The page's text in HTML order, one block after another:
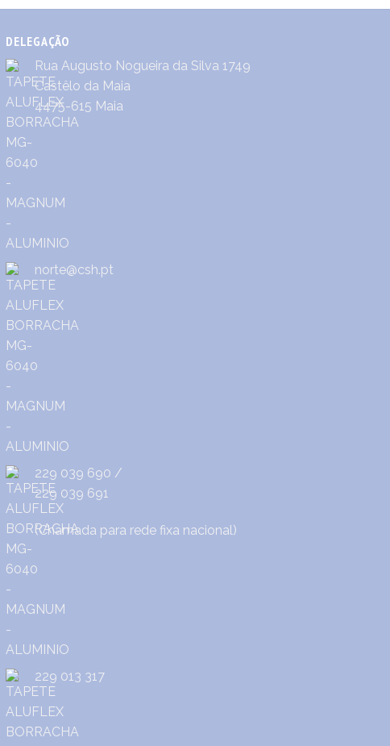
DELEGAÇÃO
Rua Augusto Nogueira da Silva 1749
Castêlo da Maia
4475-615 Maia
norte@csh.pt
229 039 690 /
229 039 691
(Chamada para rede fixa nacional)
229 013 317